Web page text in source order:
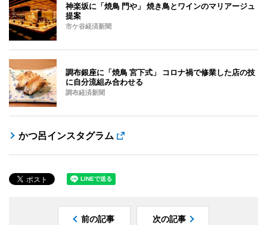
神楽坂に「焼鳥 門や」 焼き鳥とワインのマリアージュ
提案
市ケ谷経済新聞
調布銀座に「焼鳥 宮下式」 コロナ禍で修業した店の技
に自分流組み合わせる
調布経済新聞
かつ呂インスタグラム
前の記事 次の記事